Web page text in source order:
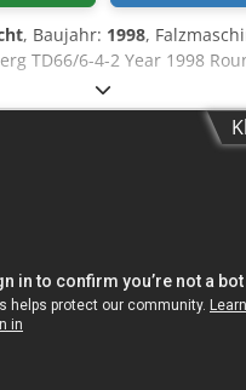
, Baujahr: 1998,
TD66/6-4-2 Year 1998
6 - 4 - 2 buckles Press
by Skype-Video We
visit - more machines on
Immediately - Can be
/ Nürnberg - Can be test